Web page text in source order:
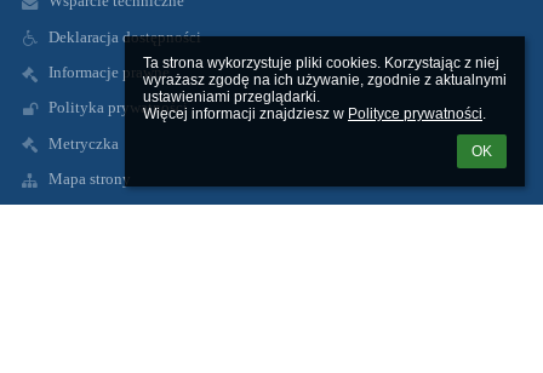
Ta strona wykorzystuje pliki cookies. Korzystając z niej
wyrażasz zgodę na ich używanie, zgodnie z aktualnymi
ustawieniami przeglądarki.
Więcej informacji znajdziesz w Polityce prywatności.
OK
Deklaracja dostępności
Informacje prawne
Polityka prywatności
Metryczka
Mapa strony